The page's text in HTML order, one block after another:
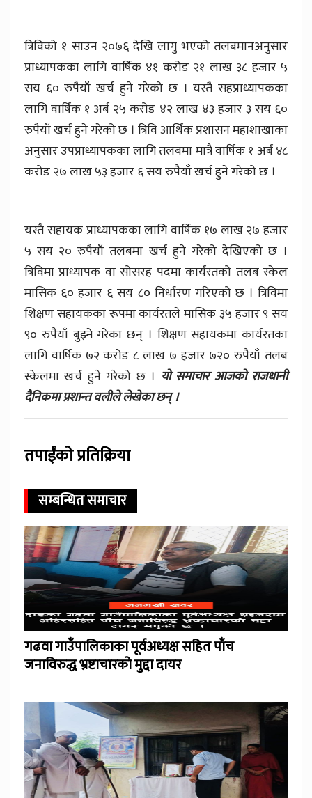
त्रिविको १ साउन २०७६ देखि लागु भएको तलबमानअनुसार
प्राध्यापकका लागि वार्षिक ४१ करोड २१ लाख ३८ हजार ५
सय ६० रुपैयाँ खर्च हुने गरेको छ । यस्तै सहप्राध्यापकका
लागि वार्षिक १ अर्ब २५ करोड ४२ लाख ४३ हजार ३ सय ६०
रुपैयाँ खर्च हुने गरेको छ । त्रिवि आर्थिक प्रशासन महाशाखाका
अनुसार उपप्राध्यापकका लागि तलबमा मात्रै वार्षिक १ अर्ब ४८
करोड २७ लाख ५३ हजार ६ सय रुपैयाँ खर्च हुने गरेको छ ।
यस्तै सहायक प्राध्यापकका लागि वार्षिक १७ लाख २७ हजार
५ सय २० रुपैयाँ तलबमा खर्च हुने गरेको देखिएको छ ।
त्रिविमा प्राध्यापक वा सोसरह पदमा कार्यरतको तलब स्केल
मासिक ६० हजार ६ सय ८० निर्धारण गरिएको छ । त्रिविमा
शिक्षण सहायकका रूपमा कार्यरतले मासिक ३५ हजार ९ सय
९० रुपैयाँ बुझ्ने गरेका छन् । शिक्षण सहायकमा कार्यरतका
लागि वार्षिक ७२ करोड ८ लाख ७ हजार ७२० रुपैयाँ तलब
स्केलमा खर्च हुने गरेको छ । यो समाचार आजको राजधानी
दैनिकमा प्रशान्त वलीले लेखेका छन् ।
तपाईंको प्रतिक्रिया
सम्बन्धित समाचार
गढवा गाउँपालिकाका पूर्वअध्यक्ष सहित पाँच
जनाविरुद्ध भ्रष्टाचारको मुद्दा दायर